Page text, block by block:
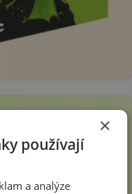
rychlá instalace.
×
používají
a analýze